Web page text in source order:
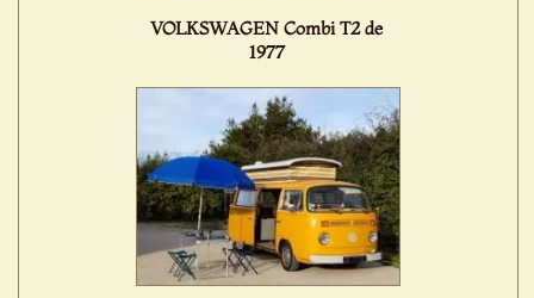
VOLKSWAGEN Combi T2 de
1977